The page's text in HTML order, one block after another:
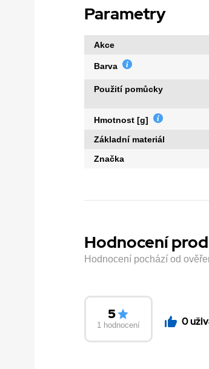
Parametry
Akce
Barva
Použití pomůcky
Hmotnost [g]
Základní materiál
Značka
Hodnocení
Hodnocení pochází od
5
1 hodnocení 0